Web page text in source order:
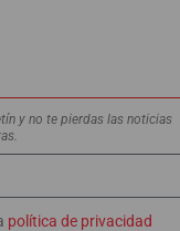
y no te pierdas las noticias
política de privacidad